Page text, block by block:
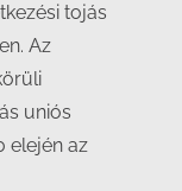
tojás
Az
uniós
elején az